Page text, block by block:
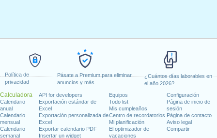
Política de
privacidad
Pásate a Premium para eliminar
anuncios y más
¿Cuántos días laborables en
el año 2026?
Calculadora
Calendario
anual
Calendario
mensual
Calendario
semanal
API for developers
Exportación estándar de
Excel
Exportación personalizada de
Excel
Exportar calendario PDF
Insertar un widget
Equipos
Todo list
Mis cumpleaños
Centro de recordatorios
Mi planificación
El optimizador de
vacaciones
Configuración
Página de inicio de
sesión
Página de contacto
Aviso legal
Compartir